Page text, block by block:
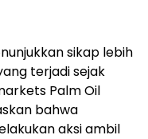
sikap lebih
terjadi sejak
Palm Oil
bahwa
aksi ambil